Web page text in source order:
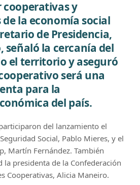
cooperativas y
la economía social
de Presidencia,
señaló la cercanía del
el territorio y aseguró
será una
para la
del país.
del lanzamiento el
Social, Pablo Mieres, y el
Martín Fernández. También
la presidenta de la Confederación
Cooperativas, Alicia Maneiro.